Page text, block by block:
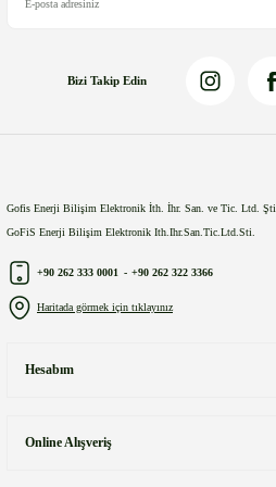
Bizi Takip Edin
Gofis Enerji Bilişim Elektronik İth. İhr. San. ve Tic. Ltd. Şti.
GoFiS Enerji Bilişim Elektronik Ith.Ihr.San.Tic.Ltd.Sti.
+90 262 333 0001 - +90 262 322 3366
Haritada görmek için tıklayınız
Hesabım
Online Alışveriş